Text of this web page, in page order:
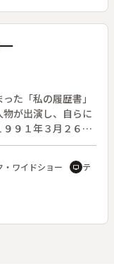
た「私の履歴書」
が出演し、自らに
９１年３月２６日
長。１９２０年、
１９４９年株式会
を開始。１９５７
両社を合併、ワコ
・ワイドショー tv テ